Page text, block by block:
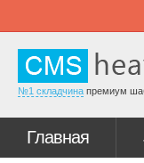
№1 складчина премиум
Главная